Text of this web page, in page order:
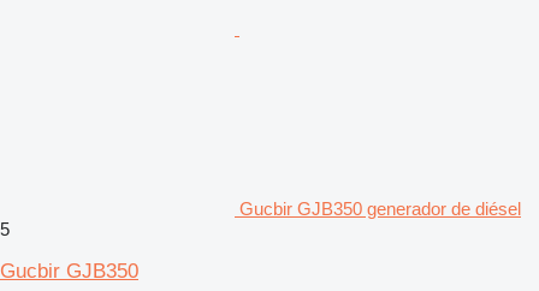
Gucbir GJB350 generador de diésel
5
Gucbir GJB350